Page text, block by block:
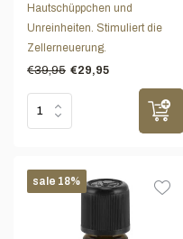
Hautschüppchen und
Unreinheiten. Stimuliert die
Zellerneuerung.
€39,95 €29,95
sale 18%